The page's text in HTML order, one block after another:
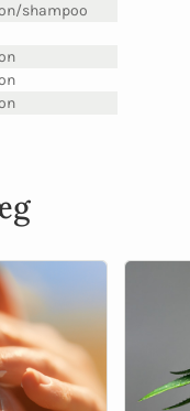
shampoo